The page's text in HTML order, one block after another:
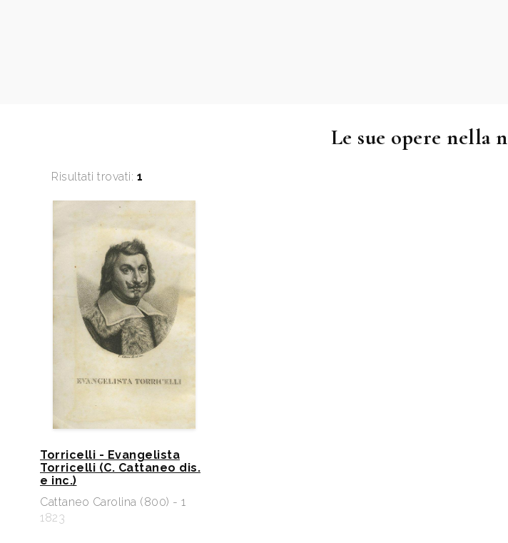
Le sue opere nella
Risultati trovati: 1
Torricelli - Evangelista
Torricelli (C. Cattaneo dis.
e inc.)
Cattaneo Carolina (800) - 1
1823